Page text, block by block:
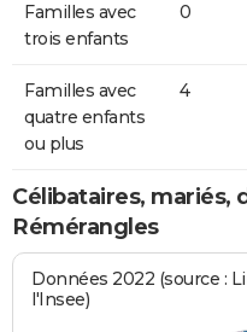
Familles avec
trois enfants
0
Familles avec
quatre enfants
ou plus
4
Célibataires, mariés,
Rémérangles
Données 2022 (source :
l'Insee)